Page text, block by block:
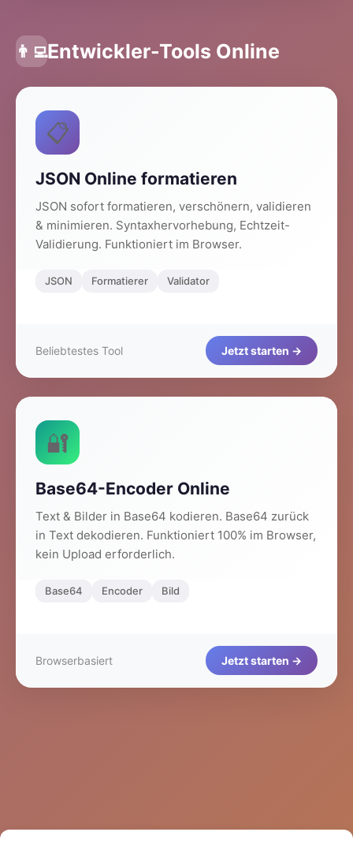
👨‍💻Entwickler-Tools Online
📋
JSON Online formatieren
JSON sofort formatieren, verschönern, validieren
& minimieren. Syntaxhervorhebung, Echtzeit-
Validierung. Funktioniert im Browser.
JSON Formatierer Validator
Beliebtestes Tool Jetzt starten →
🔐
Base64-Encoder Online
Text & Bilder in Base64 kodieren. Base64 zurück
in Text dekodieren. Funktioniert 100% im Browser,
kein Upload erforderlich.
Base64 Encoder Bild
Browserbasiert Jetzt starten →